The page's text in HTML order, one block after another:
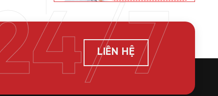
LIÊN HỆ7